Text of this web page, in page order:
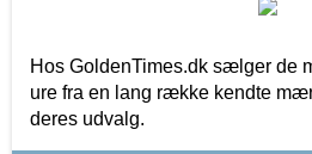
Hos GoldenTimes.dk sælger de
ure fra en lang række kendte
deres udvalg.